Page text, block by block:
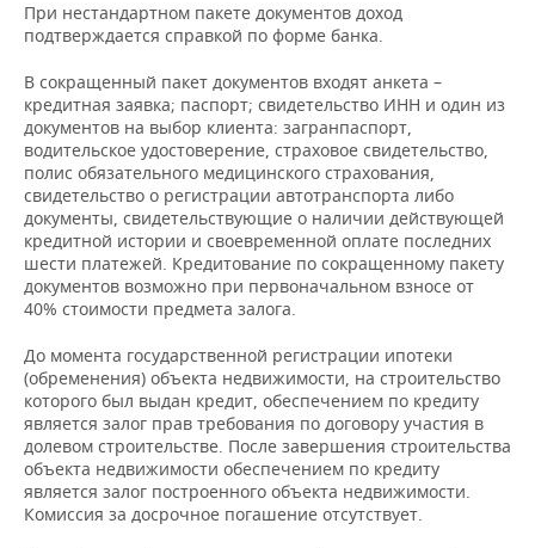
При нестандартном пакете документов доход
подтверждается справкой по форме банка.
В сокращенный пакет документов входят анкета –
кредитная заявка; паспорт; свидетельство ИНН и один из
документов на выбор клиента: загранпаспорт,
водительское удостоверение, страховое свидетельство,
полис обязательного медицинского страхования,
свидетельство о регистрации автотранспорта либо
документы, свидетельствующие о наличии действующей
кредитной истории и своевременной оплате последних
шести платежей. Кредитование по сокращенному пакету
документов возможно при первоначальном взносе от
40% стоимости предмета залога.
До момента государственной регистрации ипотеки
(обременения) объекта недвижимости, на строительство
которого был выдан кредит, обеспечением по кредиту
является залог прав требования по договору участия в
долевом строительстве. После завершения строительства
объекта недвижимости обеспечением по кредиту
является залог построенного объекта недвижимости.
Комиссия за досрочное погашение отсутствует.